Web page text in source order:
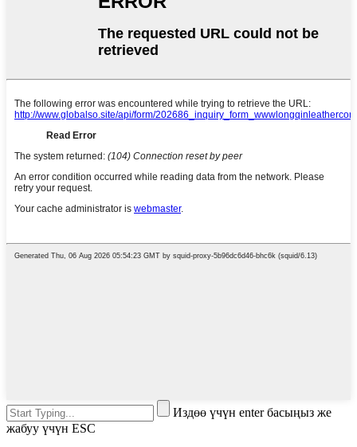
Издөө үчүн enter басыңыз же
жабуу үчүн ESC